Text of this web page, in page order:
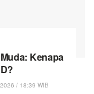
Kenapa
/ 18:39 WIB